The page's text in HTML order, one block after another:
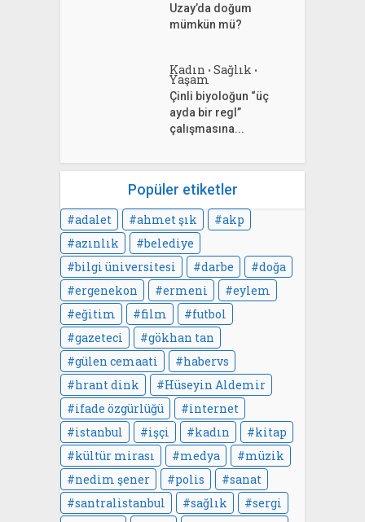
Uzay’da doğum
mümkün mü?
Kadın • Sağlık •
Yaşam
Çinli biyoloğun “üç
ayda bir regl”
çalışmasına...
Popüler etiketler
adalet ahmet şık
akp
azınlık
belediye
bilgi üniversitesi
darbe
doğa
ergenekon
ermeni
eylem
eğitim
film
futbol
gazeteci
gökhan tan
gülen cemaati
habervs
hrant dink
Hüseyin Aldemir
ifade özgürlüğü
internet
istanbul
işçi kadın
kitap
kültür mirası
medya
müzik
nedim şener
polis
sanat
santralistanbul
sağlık
sergi